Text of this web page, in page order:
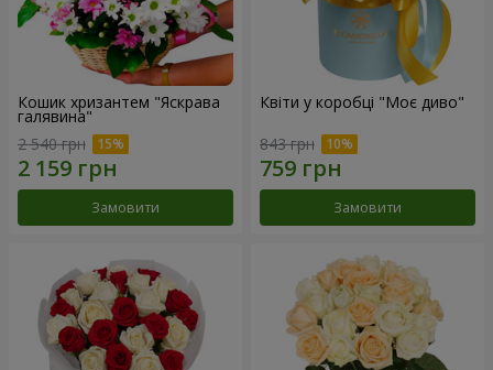
Кошик хризантем "Яскрава
галявина"
2 540 грн
Замовити
Квіти у коробці "Моє диво"
843 грн
Замовити